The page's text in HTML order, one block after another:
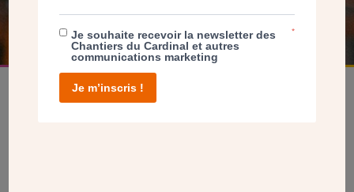
FAIRE UN DON
Je souhaite recevoir la newsletter des
Chantiers du Cardinal et autres
communications marketing
*
Je m’inscris !